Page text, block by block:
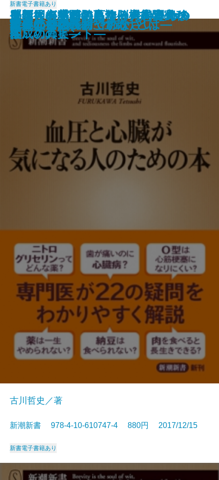
新聞社崩壊
脳は回復する―高次脳機能障害か
らの脱出―
団塊絶壁
外国人が熱狂するクールな田舎の
作り方
笑劇の人生
医者の逆説
日本を蝕む「極論」の正体
日本人と象徴天皇
「ポスト宮崎駿」論―日本アニメ
の天才たち―
考える障害者
新書電子書籍あり
血圧と心臓が気になる人のための
本
古川哲史／著
新潮新書 978-4-10-610747-4 880円 2017/12/15
新書電子書籍あり
遺言。
たべたいの
軍事のリアル
「新しき村」の百年―〈愚者の
園〉の真実―
料理は女の義務ですか
人生の持ち時間
定年後の楽園の見つけ方―海外移
住成功のヒント―
能―650年続いた仕掛けとは―
投資なんか、おやめなさい